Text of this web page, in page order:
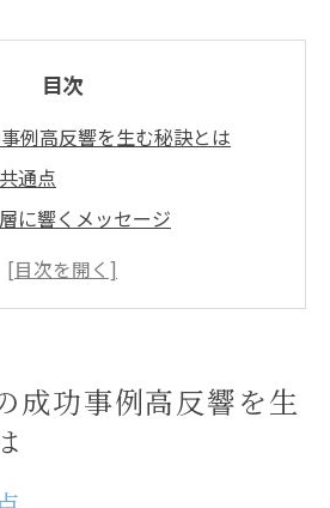
目次
例高反響を生む秘訣とは
通点
に響くメッセージ
ビジュアル
求人広告事例反響率を上げる
の明確化
成功事例高反響を生